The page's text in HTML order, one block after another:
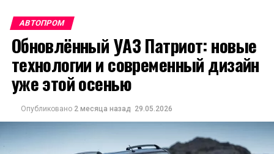
АВТОПРОМ
Обновлённый УАЗ Патриот: новые
технологии и современный дизайн
уже этой осенью
Опубликовано 2 месяца назад 29.05.2026